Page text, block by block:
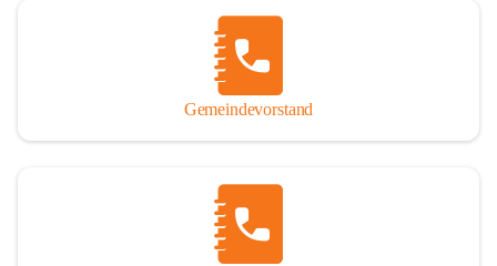
Gemeindevorstand